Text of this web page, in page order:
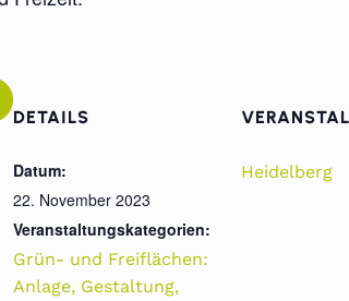
DETAILS
Datum:
22. November 2023
Veranstaltungskategorien:
Grün- und Freiflächen:
Anlage, Gestaltung,
Heidelberg